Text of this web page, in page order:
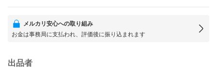
メルカリ安心への取り組み
お金は事務局に支払われ、評価後に振り込まれます
出品者